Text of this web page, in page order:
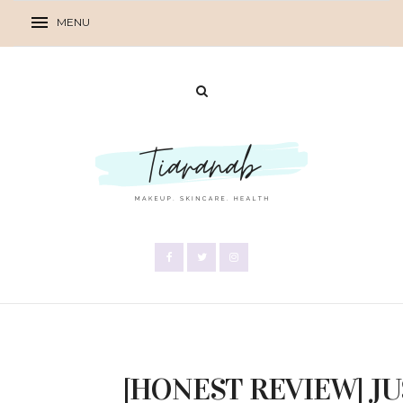
[HONEST REVIEW]